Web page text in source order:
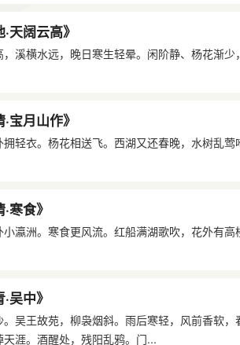
·天阔云高》
，溪横水远，晚日寒生轻晕。闲阶静、杨花渐
·宝月山作》
拥轻衣。杨花相送飞。西湖又还春晚，水树乱
寒食》
小瀛洲。寒食更风流。红船满湖歌吹，花外有
吴中》
。吴王故苑，柳袅烟斜。雨后寒轻，风前香软，
天涯。酒醒处，残阳乱鸦。门...